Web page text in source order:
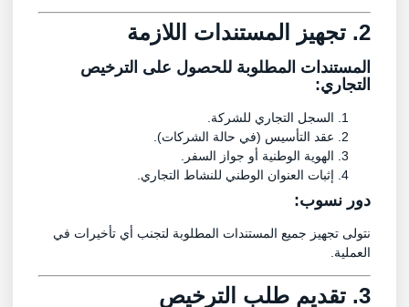
2. تجهيز المستندات اللازمة
المستندات المطلوبة للحصول على الترخيص
التجاري:
السجل التجاري للشركة.
عقد التأسيس (في حالة الشركات).
الهوية الوطنية أو جواز السفر.
إثبات العنوان الوطني للنشاط التجاري.
دور نسوب:
نتولى تجهيز جميع المستندات المطلوبة لتجنب أي تأخيرات في
العملية.
3. تقديم طلب الترخيص